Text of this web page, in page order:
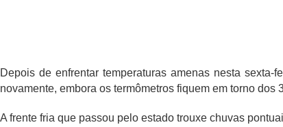
Depois de enfrentar temperaturas amenas nesta
novamente, embora os termômetros fiquem em torno
A frente fria que passou pelo estado trouxe chuvas